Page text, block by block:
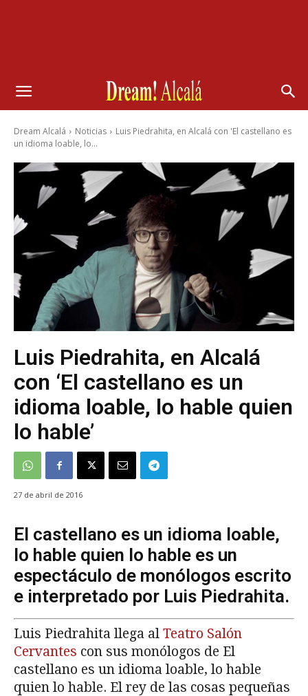
Dream Alcalá Noticias
Luis Piedrahita, en Alcalá con 'El castellano es
un idioma loable, lo...
Luis Piedrahita, en Alcalá
con ‘El castellano es un
idioma loable, lo hable quien
lo hable’
27 de abril de 2016
El castellano es un idioma loable,
lo hable quien lo hable es un
espectáculo de monólogos escrito
e interpretado por Luis Piedrahita.
Luis Piedrahita llega al Teatro Salón
Cervantes con sus monólogos de El
castellano es un idioma loable, lo hable
quien lo hable. El rey de las cosas pequeñas